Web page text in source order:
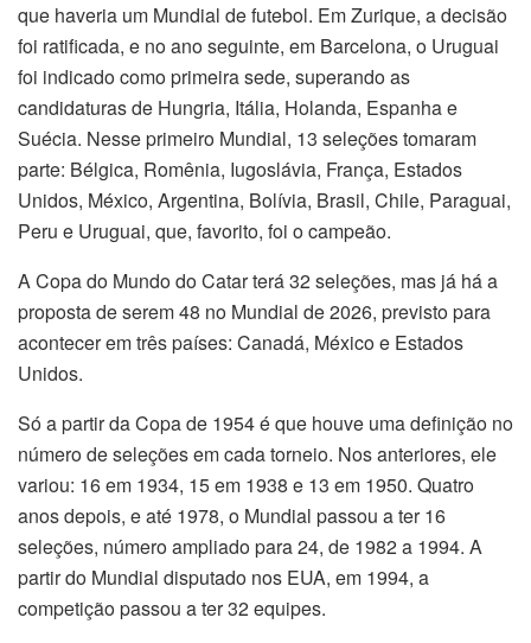
que haveria um Mundial de futebol. Em Zurique, a decisão
foi ratificada, e no ano seguinte, em Barcelona, o Uruguai
foi indicado como primeira sede, superando as
candidaturas de Hungria, Itália, Holanda, Espanha e
Suécia. Nesse primeiro Mundial, 13 seleções tomaram
parte: Bélgica, Romênia, Iugoslávia, França, Estados
Unidos, México, Argentina, Bolívia, Brasil, Chile, Paraguai,
Peru e Uruguai, que, favorito, foi o campeão.
A Copa do Mundo do Catar terá 32 seleções, mas já há a
proposta de serem 48 no Mundial de 2026, previsto para
acontecer em três países: Canadá, México e Estados
Unidos.
Só a partir da Copa de 1954 é que houve uma definição no
número de seleções em cada torneio. Nos anteriores, ele
variou: 16 em 1934, 15 em 1938 e 13 em 1950. Quatro
anos depois, e até 1978, o Mundial passou a ter 16
seleções, número ampliado para 24, de 1982 a 1994. A
partir do Mundial disputado nos EUA, em 1994, a
competição passou a ter 32 equipes.